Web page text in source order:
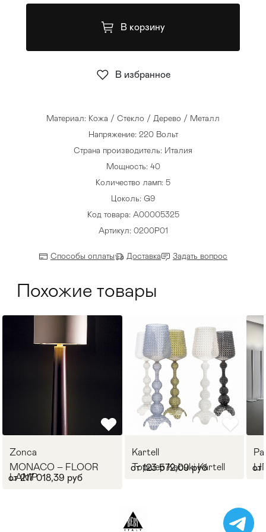
Материал: Кожа / Стекло / Дерево / Металл
Напряжение: 220 Вольт
Страна производитель: Италия
Мощность: 40
Количество ламп: 5
Цоколь: G9
Код товара: A00005325
Артикул: 0200P01
Способы оплаты Доставка Задать вопрос
В корзину
В избранное
Похожие товары
Zonca
MONACO – FLOOR
LAMP
от 217 018,39 руб
Kartell
Торшер Kabuki Kartell
от 123 572,09 руб от